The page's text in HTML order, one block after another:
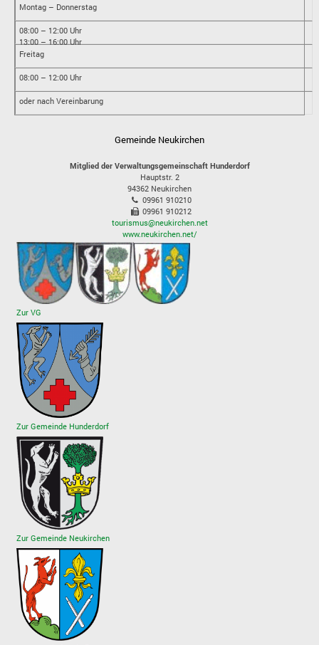
Montag – Donnerstag
08:00 – 12:00 Uhr
13:00 – 16:00 Uhr
Freitag
08:00 – 12:00 Uhr
oder nach Vereinbarung
Gemeinde Neukirchen
Mitglied der Verwaltungsgemeinschaft Hunderdorf
Hauptstr. 2
94362 Neukirchen
09961 910210
09961 910212
tourismus@neukirchen.net
www.neukirchen.net/
Zur VG
Zur Gemeinde Hunderdorf
Zur Gemeinde Neukirchen